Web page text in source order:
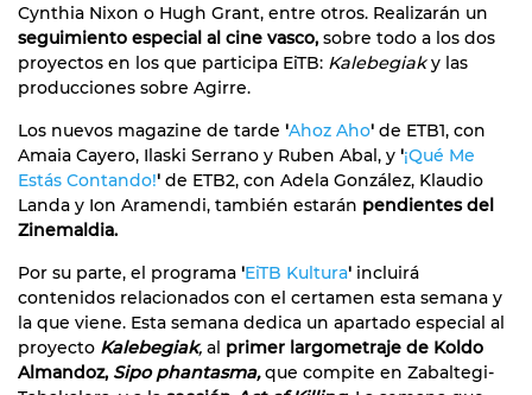
Cynthia Nixon o Hugh Grant, entre otros. Realizarán un
seguimiento especial al cine vasco, sobre todo a los dos
proyectos en los que participa EiTB: Kalebegiaky las
producciones sobre Agirre.
Los nuevos magazine de tarde 'Ahoz Aho' de ETB1, con
Amaia Cayero, Ilaski Serrano y Ruben Abal, y '¡Qué Me
Estás Contando!' de ETB2, con Adela González, Klaudio
Landa y Ion Aramendi, también estarán pendientes del
Zinemaldia.
Por su parte, el programa 'EiTB Kultura' incluirá
contenidos relacionados con el certamen esta semana y
la que viene. Esta semana dedica un apartado especial al
proyecto Kalebegiak, al primer largometraje de Koldo
Almandoz, Sipo phantasma, que compite en Zabaltegi-